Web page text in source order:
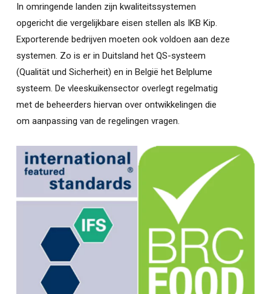
In omringende landen zijn kwaliteitssystemen
opgericht die vergelijkbare eisen stellen als IKB Kip.
Exporterende bedrijven moeten ook voldoen aan deze
systemen. Zo is er in Duitsland het QS-systeem
(Qualität und Sicherheit) en in België het Belplume
systeem. De vleeskuikensector overlegt regelmatig
met de beheerders hiervan over ontwikkelingen die
om aanpassing van de regelingen vragen.